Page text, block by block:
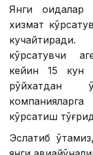
Янги
хизмат
кўрсатувчи
кейин 15 кун
рўйхатдан
кўрсатиш
Эслатиб